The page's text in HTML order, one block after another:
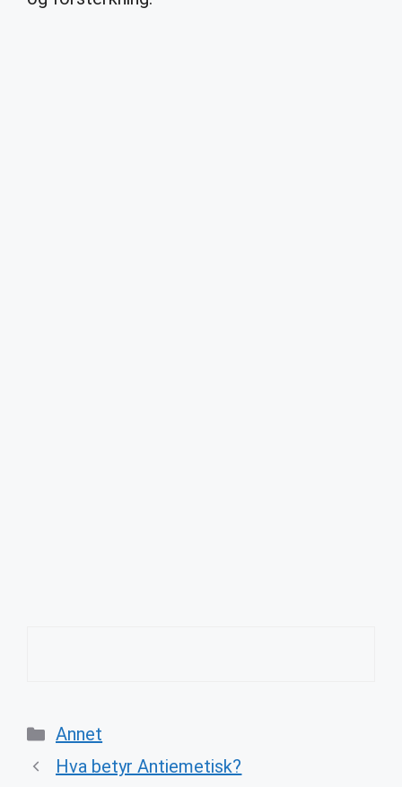
Categories
Annet
Hva betyr Antiemetisk?